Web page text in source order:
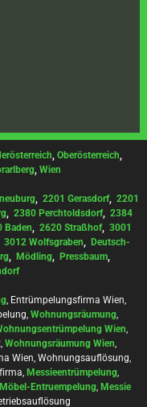
, Oberösterreich,
, Wien
, 2201 Gerasdorf, 2201
, 2380 Perchtoldsdorf, 2384
Baden, 2620 Straßhof, 3001
3012 Wolfsgraben, Deutsch-
, Mödling, Pressbaum,
, Entrümpelungsfirma Wien,
Wohnungsräumung,
Wien,
Wohnungsräumung Wien,
Wien, Wohnungsauflösung,
Messieentrümpelung,
Möbel-Entruempelung, Messie